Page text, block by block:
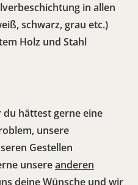
in allen
schwarz, grau etc.)
Holz und Stahl
du hättest gerne eine
unsere
Gestellen
unsereanderen
deine Wünsche und wir